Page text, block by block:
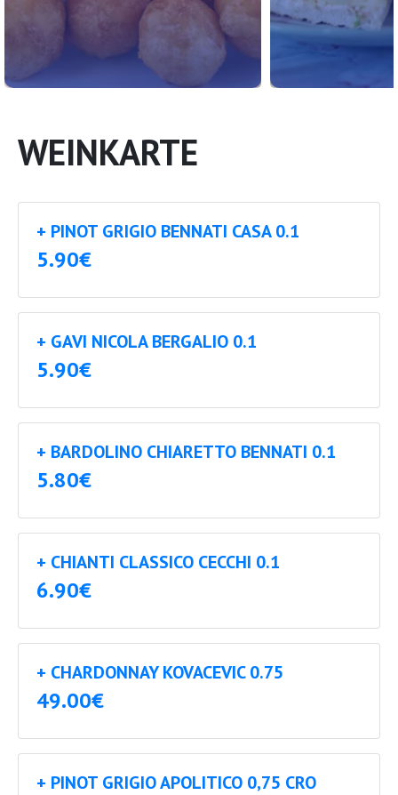
WEINKARTE
+ PINOT GRIGIO BENNATI CASA 0.1
5.90€
+ GAVI NICOLA BERGALIO 0.1
5.90€
+ BARDOLINO CHIARETTO BENNATI 0.1
5.80€
+ CHIANTI CLASSICO CECCHI 0.1
6.90€
+ CHARDONNAY KOVACEVIC 0.75
49.00€
+ PINOT GRIGIO APOLITICO 0,75 CRO